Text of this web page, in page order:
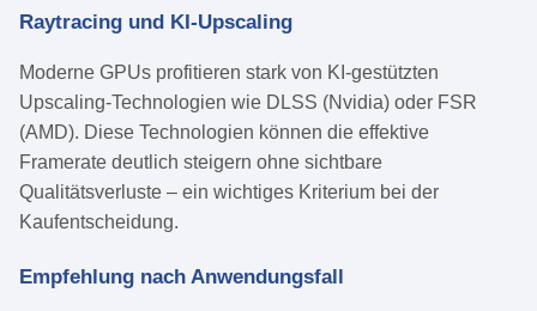
Raytracing und KI-Upscaling
Moderne GPUs profitieren stark von KI-gestützten
Upscaling-Technologien wie DLSS (Nvidia) oder FSR
(AMD). Diese Technologien können die effektive
Framerate deutlich steigern ohne sichtbare
Qualitätsverluste – ein wichtiges Kriterium bei der
Kaufentscheidung.
Empfehlung nach Anwendungsfall